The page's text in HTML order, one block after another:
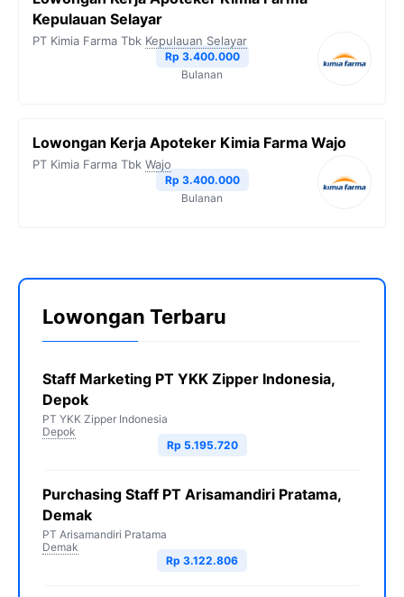
Kepulauan Selayar
PT Kimia Farma Tbk Kepulauan Selayar
Rp 3.400.000
Bulanan
Lowongan Kerja Apoteker Kimia Farma Wajo
PT Kimia Farma Tbk Wajo
Rp 3.400.000
Bulanan
Lowongan Terbaru
Staff Marketing PT YKK Zipper Indonesia,
Depok
PT YKK Zipper Indonesia
Depok
Rp 5.195.720
Purchasing Staff PT Arisamandiri Pratama,
Demak
PT Arisamandiri Pratama
Demak
Rp 3.122.806